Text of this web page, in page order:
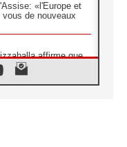
«l'Europe et
vous de nouveaux
affirme que
paix»